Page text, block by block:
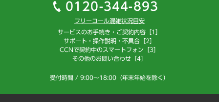
0120-344-893
フリーコール混雑状況目安
サービスのお手続き・ご契約内容［1］
サポート・操作説明・不具合［2］
CCNで契約中のスマートフォン［3］
その他のお問い合わせ［4］
受付時間 / 9:00～18:00（年末年始を除く）